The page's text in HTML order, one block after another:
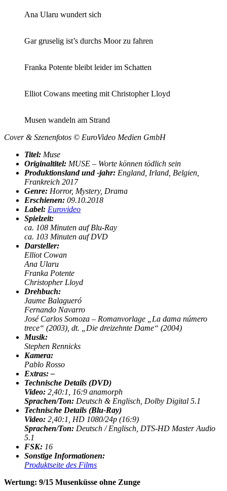
Ana Ularu wundert sich
Gar gruselig ist’s durchs Moor zu fahren
Franka Potente bleibt leider im Schatten
Elliot Cowans meeting mit Christopher Lloyd
Musen wandeln am Strand
Cover & Szenenfotos © EuroVideo Medien GmbH
Titel: Muse
Originaltitel: MUSE – Worte können tödlich sein
Produktionsland und -jahr: England, Irland, Belgien,
Frankreich 2017
Genre: Horror, Mystery, Drama
Erschienen: 09.10.2018
Label: Eurovideo
Spielzeit:
ca. 108 Minuten auf Blu-Ray
ca. 103 Minuten auf DVD
Darsteller:
Elliot Cowan
Ana Ularu
Franka Potente
Christopher Lloyd
Drehbuch:
Jaume Balagueró
Fernando Navarro
José Carlos Somoza – Romanvorlage „ La dama número
trece“ (2003), dt. „Die dreizehnte Dame“ (2004)
Musik:
Stephen Rennicks
Kamera:
Pablo Rosso
Extras: –
Technische Details (DVD)
Video: 2 ,40:1, 16:9 anamorph
Sprachen/Ton: Deutsch & Englisch, Dolby Digital 5.1
Technische Details (Blu-Ray)
Video: 2,40:1, HD 1080/24p (16:9)
Sprachen/Ton: Deutsch / Englisch, DTS-HD Master Audio
5.1
FSK: 16
Sonstige Informationen:
Produktseite des Films
Wertung: 9/15 Musenküsse ohne Zunge